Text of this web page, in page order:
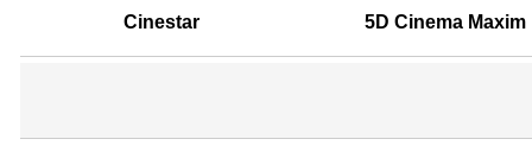
Cinestar 5D Cinema Maxim